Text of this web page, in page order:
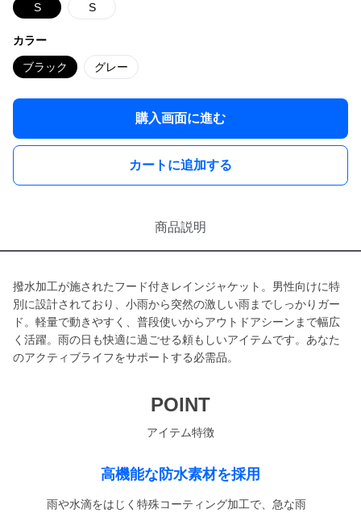
S S
カラー
ブラック グレー
購入画面に進む
カートに追加する
商品説明
撥水加工が施されたフード付きレインジャケット。男性向けに特
別に設計されており、小雨から突然の激しい雨までしっかりガー
ド。軽量で動きやすく、普段使いからアウトドアシーンまで幅広
く活躍。雨の日も快適に過ごせる頼もしいアイテムです。あなた
のアクティブライフをサポートする必需品。
POINT
アイテム特徴
高機能な防水素材を採用
雨や水滴をはじく特殊コーティング加工で、急な雨